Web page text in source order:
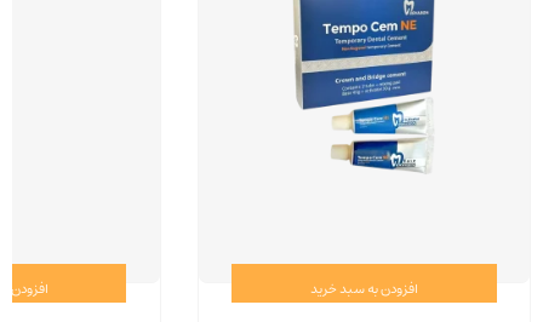
افزودن به سبد خرید افزودن